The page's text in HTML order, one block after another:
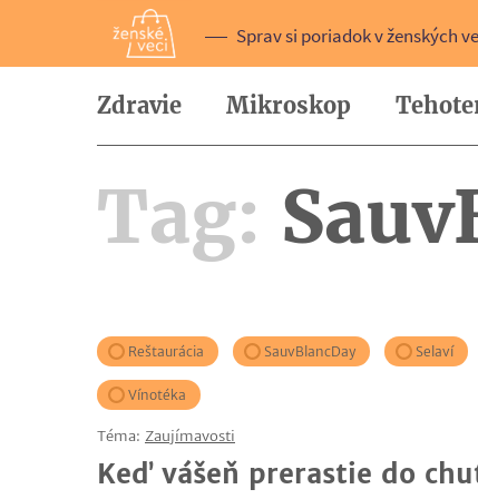
Sprav si poriadok v ženských
Zdravie Mikroskop
Tag:
Reštaurácia SauvBlancDay Selaví
Vínotéka
Téma: Zaujímavosti
Keď vášeň prerastie do